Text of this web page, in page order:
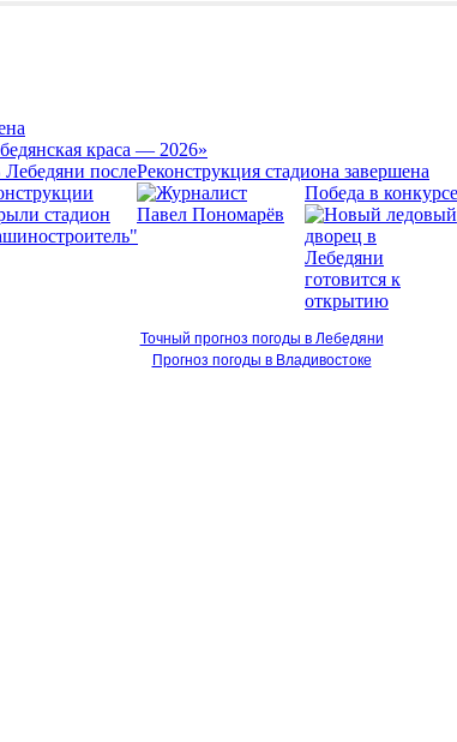
краса — 2026»
Реконструкция стадиона завершена
Победа в
Точный прогноз погоды в Лебедяни
Прогноз погоды в Владивостоке